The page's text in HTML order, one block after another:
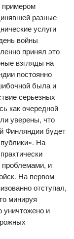
примером
разные
услуги
войны
принял это
взгляды на
постоянно
была и
серьезных
как очередной
уверены, что
Финляндии будет
На
проблемами, и
На первом
отступал,
минируя
и